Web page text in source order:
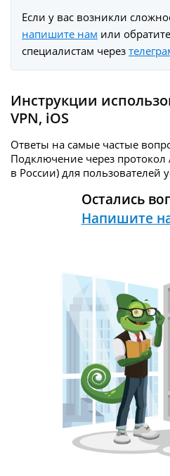
Если у вас возникли
напишите нам или
специалистам через
Инструкции
VPN, iOS
Ответы на самые частые
Подключение через протокол
в России) для пользователей
Остались
Напишите